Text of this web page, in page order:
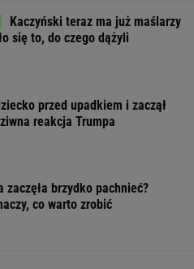
Kaczyński teraz ma już maślarzy
się to, do czego dążyli
przed upadkiem i zaczął
reakcja Trumpa
zaczęła brzydko pachnieć?
co warto zrobić